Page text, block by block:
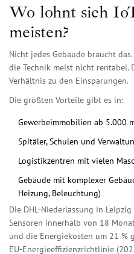
Wo lohnt sich
meisten?
Nicht jedes Gebäude braucht
die Technik meist nicht rentabel.
Verhältnis zu den Einsparungen.
Die größten Vorteile gibt es in:
Gewerbeimmobilien ab 5.000
Spitäler, Schulen und
Logistikzentren mit vielen
Gebäude mit komplexer
Heizung, Beleuchtung)
Die DHL-Niederlassung in
Sensoren innerhalb von 18
und die Energiekosten um 21 %
EU-Energieeffizienzrichtlinie